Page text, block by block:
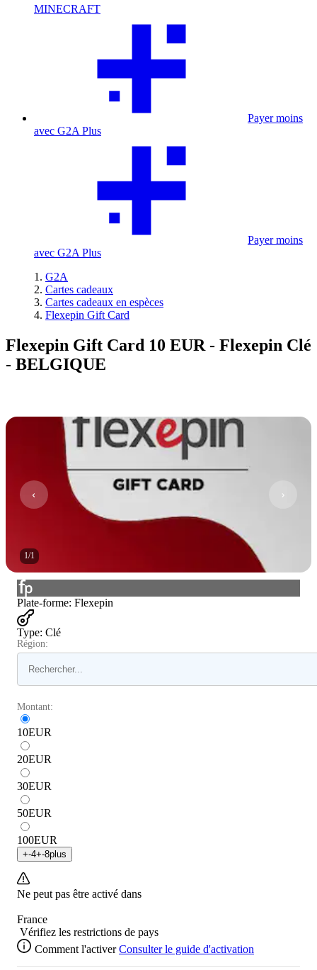
MINECRAFT
Payer moins
avec G2A Plus
Payer moins
avec G2A Plus
G2A
Cartes cadeaux
Cartes cadeaux en espèces
Flexepin Gift Card
Flexepin Gift Card 10 EUR - Flexepin Clé
- BELGIQUE
1/1
Plate-forme: Flexepin
Type: Clé
Région:
Montant:
10EUR
20EUR
30EUR
50EUR
100EUR
+-4+-8plus
Ne peut pas être activé dans
France
Vérifiez les restrictions de pays
Comment l'activer Consulter le guide d'activation